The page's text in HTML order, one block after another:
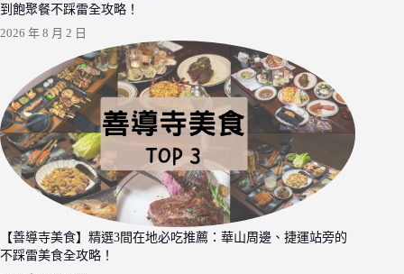
到飽聚餐不踩雷全攻略！
2026 年 8 月 2 日
【善導寺美食】精選3間在地必吃推薦：華山周邊、捷運站旁的
不踩雷美食全攻略！